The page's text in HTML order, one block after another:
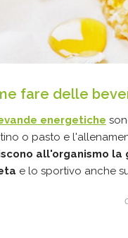
fare delle
energetiche
o pasto e
all'organismo
e lo sportivo anche